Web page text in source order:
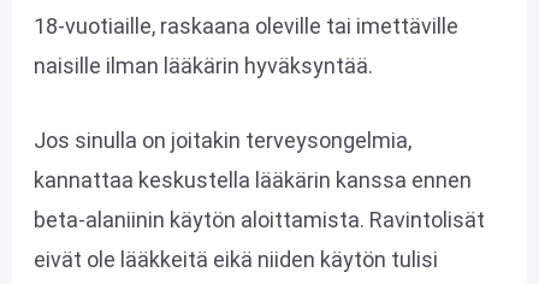
18-vuotiaille, raskaana oleville tai imettäville
naisille ilman lääkärin hyväksyntää.
Jos sinulla on joitakin terveysongelmia,
kannattaa keskustella lääkärin kanssa ennen
beta-alaniinin käytön aloittamista. Ravintolisät
eivät ole lääkkeitä eikä niiden käytön tulisi